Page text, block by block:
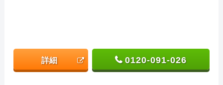
詳細 0120-091-026